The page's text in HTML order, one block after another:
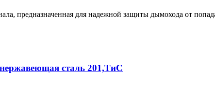
предназначенная для надежной защиты дымохода от
сталь 201,ТиС